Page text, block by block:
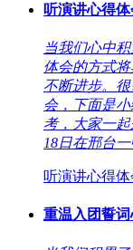
听演讲心得
当我们心中
体会的方式
不断进步。
会，下面是
考，大家一起
18日在邢台
听演讲心得体
重温入团誓